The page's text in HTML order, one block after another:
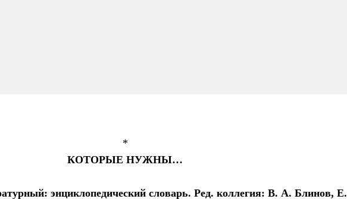
*
КОТОРЫЕ НУЖНЫ…
энциклопедический словарь. Ред. коллегия: В. А. Блинов, Е.